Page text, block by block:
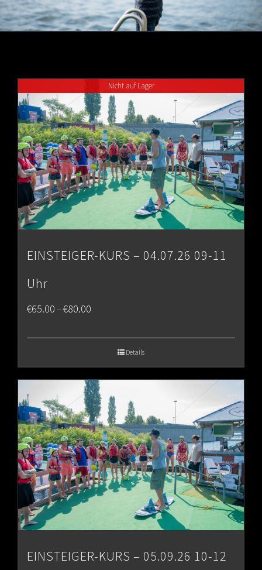
Nicht auf Lager
EINSTEIGER-KURS – 04.07.26 09-11
Uhr
€65.00–€80.00
€80.00
Details
EINSTEIGER-KURS – 05.09.26 10-12